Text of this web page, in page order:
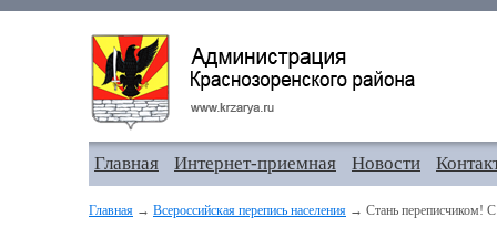
Главная Интернет-приемная Новости
Главная → Всероссийская перепись населения → Стань переписчиком! С